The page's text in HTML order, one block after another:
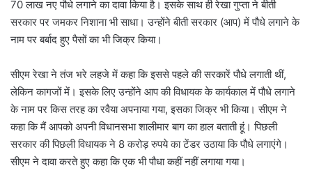
70 लाख नए पौधे लगाने का दावा किया है। इसके साथ ही रेखा गुप्ता ने बीती
सरकार पर जमकर निशाना भी साधा। उन्होंने बीती सरकार (आप) में पौधे लगाने के
नाम पर बर्बाद हुए पैसों का भी जिक्र किया।
सीएम रेखा ने तंज भरे लहजे में कहा कि इससे पहले की सरकारें पौधे लगाती थीं,
लेकिन कागजों में। इसके लिए उन्होंने आप की विधायक के कार्यकाल में पौधे लगाने
के नाम पर किस तरह का रवैया अपनाया गया, इसका जिक्र भी किया। सीएम ने
कहा कि मैं आपको अपनी विधानसभा शालीमार बाग का हाल बताती हूं। पिछली
सरकार की पिछली विधायक ने 8 करोड़ रुपये का टेंडर उठाया कि पौधे लगाएंगे।
सीएम ने दावा करते हुए कहा कि एक भी पौधा कहीं नहीं लगाया गया।